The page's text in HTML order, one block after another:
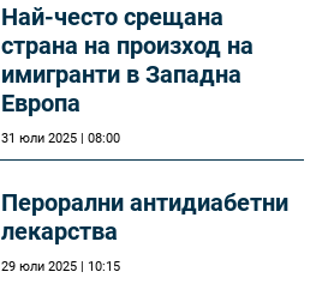
Най-често срещана
страна на произход на
имигранти в Западна
Европа
31 юли 2025 | 08:00
Перорални антидиабетни
лекарства
29 юли 2025 | 10:15